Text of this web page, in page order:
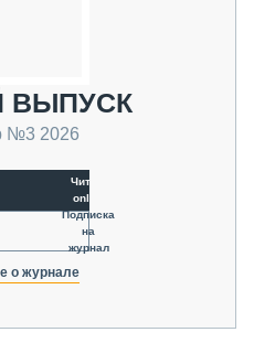
ВЫПУСК
№3 2026
Читать
online
Подписка
на
журнал
о журнале